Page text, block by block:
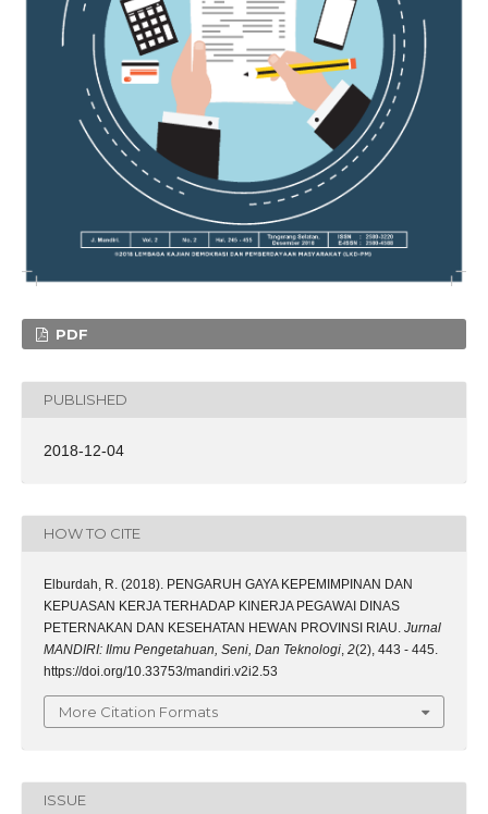
PDF
PUBLISHED
2018-12-04
HOW TO CITE
Elburdah, R. (2018). PENGARUH GAYA KEPEMIMPINAN DAN
KEPUASAN KERJA TERHADAP KINERJA PEGAWAI DINAS
PETERNAKAN DAN KESEHATAN HEWAN PROVINSI RIAU. Jurnal
MANDIRI: Ilmu Pengetahuan, Seni, Dan Teknologi 2(2), 443 - 445.
https://doi.org/10.33753/mandiri.v2i2.53
More Citation Formats
ISSUE